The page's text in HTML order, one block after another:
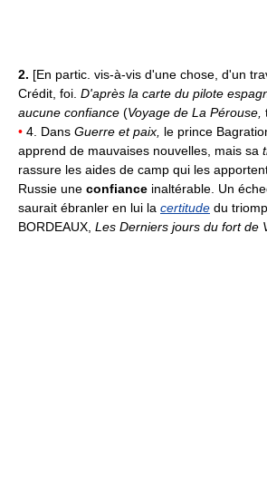
2. [En partic. vis-à-vis d'une chose, d'un
Crédit, foi. D'après la carte du pilote
aucune confiance (Voyage de La Pérouse,
• 4. Dans Guerre et paix, le prince
apprend de mauvaises nouvelles, mais sa
rassure les aides de camp qui les
Russie une confiance inaltérable. Un
saurait ébranler en lui la certitude du
BORDEAUX, Les Derniers jours du fort de